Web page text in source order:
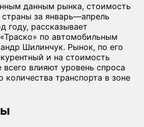
данным рынка, стоимость
за январь—апрель
году, рассказывает
по автомобильным
Шилинчук. Рынок, по его
и на стоимость
влияют уровень спроса
количества транспорта в зоне